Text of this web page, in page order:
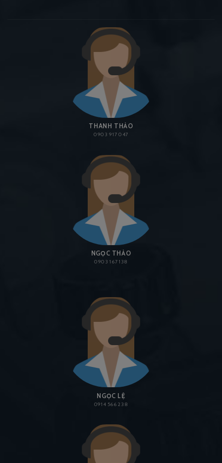
THANH THẢO
0903 917 047
NGỌC THẢO
0903 167 138
NGỌC LỆ
0914 566 238